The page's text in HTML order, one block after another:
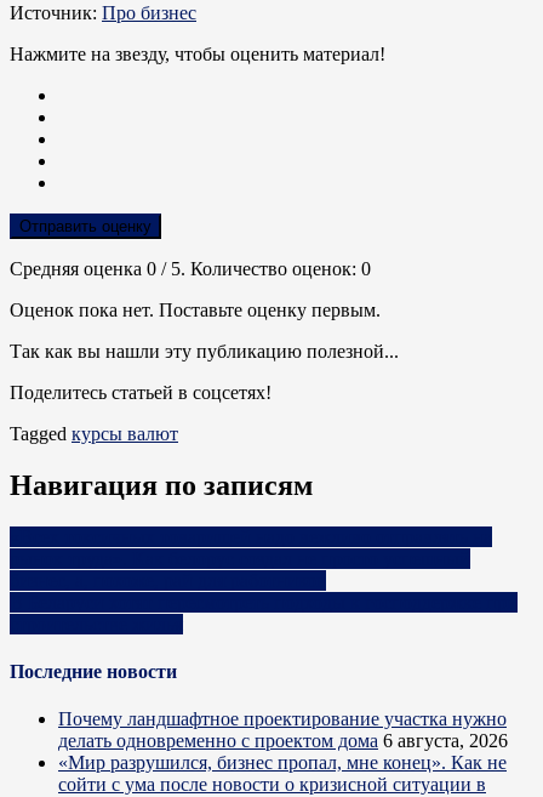
Источник: Про бизнес
Нажмите на звезду, чтобы оценить материал!
Отправить оценку
Средняя оценка 0 / 5. Количество оценок: 0
Оценок пока нет. Поставьте оценку первым.
Так как вы нашли эту публикацию полезной...
Поделитесь статьей в соцсетях!
Tagged курсы валют
Навигация по записям
Последние новости
Почему ландшафтное проектирование участка нужно
делать одновременно с проектом дома 6 августа, 2026
«Мир разрушился, бизнес пропал, мне конец». Как не
сойти с ума после новости о кризисной ситуации в